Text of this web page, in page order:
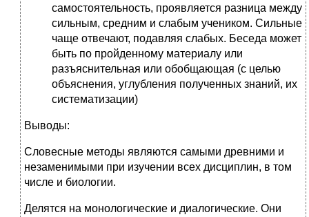
самостоятельность, проявляется разница между
сильным, средним и слабым учеником. Сильные
чаще отвечают, подавляя слабых. Беседа может
быть по пройденному материалу или
разъяснительная или обобщающая (с целью
объяснения, углубления полученных знаний, их
систематизации)
Выводы:
Словесные методы являются самыми древними и
незаменимыми при изучении всех дисциплин, в том
числе и биологии.
Делятся на монологические и диалогические. Они